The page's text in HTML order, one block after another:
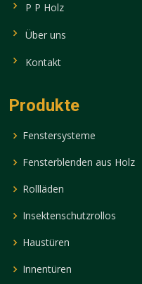
P P Holz
Über uns
Kontakt
Produkte
Fenstersysteme
Fensterblenden aus Holz
Rollläden
Insektenschutzrollos
Haustüren
Innentüren